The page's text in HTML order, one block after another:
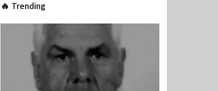
🔥 Trending